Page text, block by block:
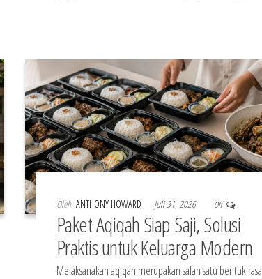
Oleh ANTHONY HOWARD Juli 31, 2026 Off
Paket Aqiqah Siap Saji, Solusi
Praktis untuk Keluarga Modern
Melaksanakan aqiqah merupakan salah satu bentuk rasa